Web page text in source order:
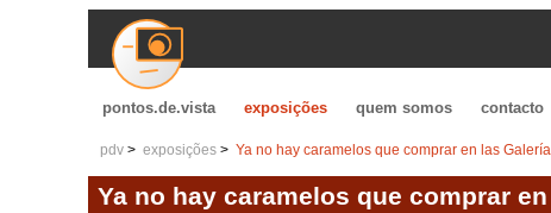
pontos.de.vista exposições quem somos contacto
pdv exposições Ya no hay caramelos que comprar en las
Ya no hay caramelos que comprar